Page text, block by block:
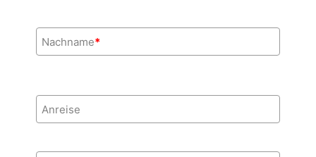
Nachname*
Anreise